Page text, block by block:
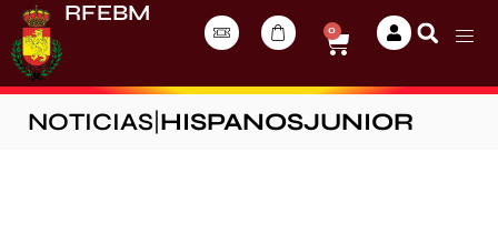
RFEBM
0
NOTICIAS HISPANOSJUNIOR